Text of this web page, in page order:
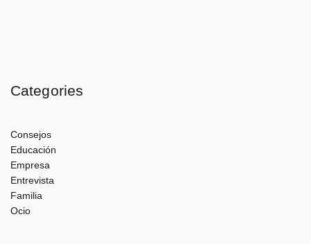
Categories
Consejos
Educación
Empresa
Entrevista
Familia
Ocio